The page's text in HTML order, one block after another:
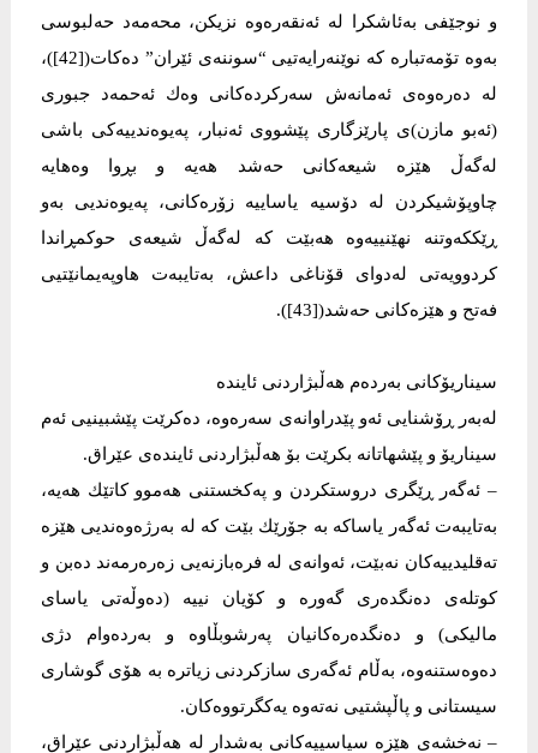
و نوجێفی بەئاشكرا لە ئەنقەرەوە نزیكن، محەمەد حەلبوسی
بەوە تۆمەتبارە كە نوێنەرایەتیی “سوننەی ئێران” دەكات([42])،
لە دەرەوەی ئەمانەش سەركردەكانی وەك ئەحمەد جبوری
(ئەبو مازن)ی پارێزگاری پێشووی ئەنبار، پەیوەندییەكی باشی
لەگەڵ هێزە شیعەكانی حەشد هەیە و بڕوا وەهایە
چاوپۆشیكردن لە دۆسیە یاساییە زۆرەكانی، پەیوەندیی بەو
ڕێككەوتنە نهێنییەوە هەبێت كە لەگەڵ شیعەی حوكمڕاندا
كردوویەتی لەدوای قۆناغی داعش، بەتایبەت هاوپەیمانێتیی
فەتح و هێزەكانی حەشد([43]).
سیناریۆكانی بەردەم هەڵبژاردنی ئایندە
لەبەر ڕۆشنایی ئەو پێدراوانەی سەرەوە، دەكرێت پێشبینیی ئەم
سیناریۆ و پێشهاتانە بكرێت بۆ هەڵبژاردنی ئایندەی عێراق.
– ئەگەر ڕێگری دروستكردن و پەكخستنی هەموو كاتێك هەیە،
بەتایبەت ئەگەر یاساكە بە جۆرێك بێت كە لە بەرژەوەندیی هێزە
تەقلیدییەكان نەبێت، ئەوانەی لە فرەبازنەیی زەرەرمەند دەبن و
كوتلەی دەنگدەری گەورە و كۆیان نییە (دەوڵەتی یاسای
مالیكی) و دەنگدەرەكانیان پەرشوبڵاوە و بەردەوام دژی
دەوەستنەوە، بەڵام ئەگەری سازكردنی زیاترە بە هۆی گوشاری
سیستانی و پاڵپشتیی نەتەوە یەكگرتووەكان.
– نەخشەی هێزە سیاسییەكانی بەشدار لە هەڵبژاردنی عێراق،